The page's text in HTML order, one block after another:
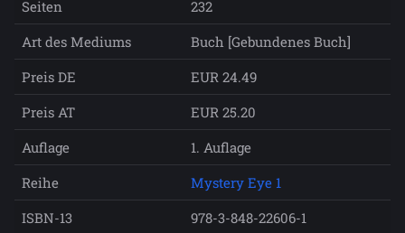
Seiten
232
Art des Mediums
Buch [Gebundenes Buch]
Preis DE
EUR 24.49
Preis AT
EUR 25.20
Auflage
1. Auflage
Reihe
Mystery Eye 1
ISBN-13
978-3-848-22606-1